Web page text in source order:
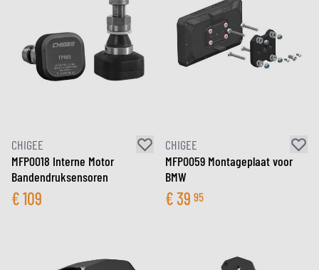
CHIGEE
MFP0018 Interne Motor
Banden­druksensoren
€109
CHIGEE
MFP0059 Montageplaat voor
BMW
€39 95